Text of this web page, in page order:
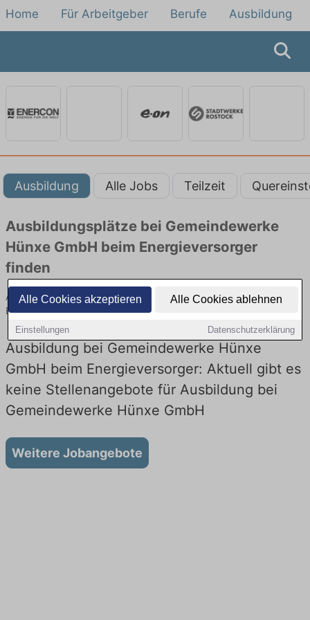
Alle Cookies akzeptieren Alle Cookies ablehnen
Einstellungen Datenschutzerklärung
Home Für Arbeitgeber Berufe Ausbildung
Ausbildung Alle Jobs Teilzeit
Ausbildungsplätze bei Gemeindewerke
Hünxe GmbH beim Energieversorger
finden
Ausbildung bei Gemeindewerke Hünxe GmbH beim
Energieversorger! Lehrstellen in Technik. Jetzt bewerben!
Ausbildung bei Gemeindewerke Hünxe
GmbH beim Energieversorger: Aktuell gibt es
keine Stellenangebote für Ausbildung bei
Gemeindewerke Hünxe GmbH
Weitere Jobangebote